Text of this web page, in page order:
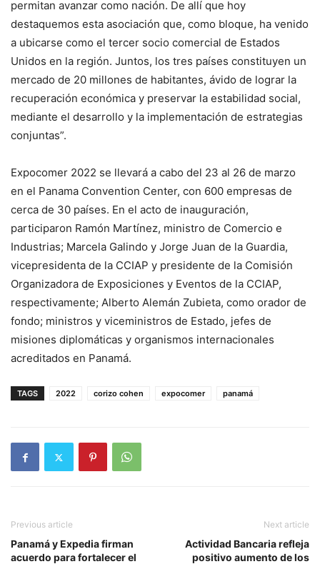
permitan avanzar como nación. De allí que hoy
destaquemos esta asociación que, como bloque, ha venido
a ubicarse como el tercer socio comercial de Estados
Unidos en la región. Juntos, los tres países constituyen un
mercado de 20 millones de habitantes, ávido de lograr la
recuperación económica y preservar la estabilidad social,
mediante el desarrollo y la implementación de estrategias
conjuntas”.
Expocomer 2022 se llevará a cabo del 23 al 26 de marzo
en el Panama Convention Center, con 600 empresas de
cerca de 30 países. En el acto de inauguración,
participaron Ramón Martínez, ministro de Comercio e
Industrias; Marcela Galindo y Jorge Juan de la Guardia,
vicepresidenta de la CCIAP y presidente de la Comisión
Organizadora de Exposiciones y Eventos de la CCIAP,
respectivamente; Alberto Alemán Zubieta, como orador de
fondo; ministros y viceministros de Estado, jefes de
misiones diplomáticas y organismos internacionales
acreditados en Panamá.
TAGS 2022 corizo cohen expocomer panamá
Previous article
Panamá y Expedia firman
acuerdo para fortalecer el
Next article
Actividad Bancaria refleja
positivo aumento de los